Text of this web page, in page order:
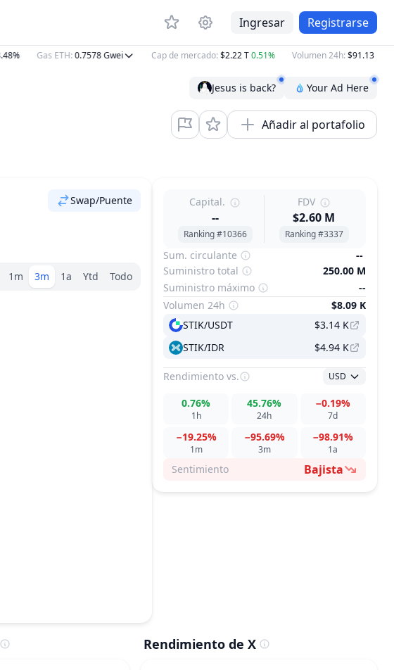
Ingresar Registrarse
Gas ETH:0.7578Gwei Cap de mercado:$2.22 T0.51% Volumen 24h:$91.13 B
Jesus is back? Your Ad Here
Añadir al portafolio
Swap/Puente
rango
1m 3m 1a Ytd Todo
Capital.
--
Ranking #10366
FDV
$2.60 M
Ranking #3337
Sum. circulante
--
Suministro total
250.00 M
Suministro máximo
--
Volumen 24h
$8.09 K
STIK/USDT
$3.14 K
STIK/IDR
$4.94 K
Rendimiento vs. USD
1h
0.76%
24h
45.76%
7d
−0.19%
1m
−19.25%
3m
−95.69%
1a
−98.91%
Sentimiento Bajista
Rendimiento de X